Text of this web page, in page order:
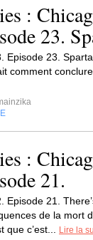
:
23.
Episode 23.
comment
:
21.
Episode 21.
de la mort
que c’est...
Lire la